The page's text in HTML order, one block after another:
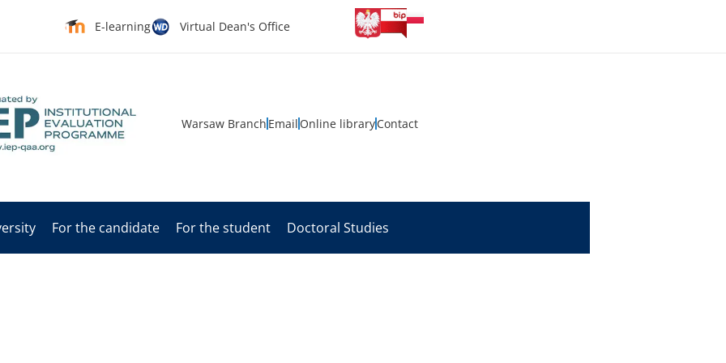
E-learning Virtual Dean's Office
Warsaw Branch Email Online libraryContact
For the candidate For the student Doctoral Studies